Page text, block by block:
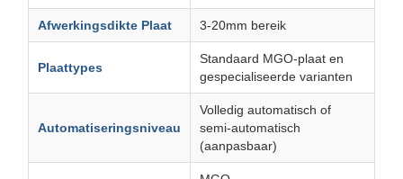
Afwerkingsdikte Plaat 3-20mm bereik
Plaattypes
Standaard MGO-plaat en
gespecialiseerde varianten
Automatiseringsniveau
Volledig automatisch of
semi-automatisch
(aanpasbaar)